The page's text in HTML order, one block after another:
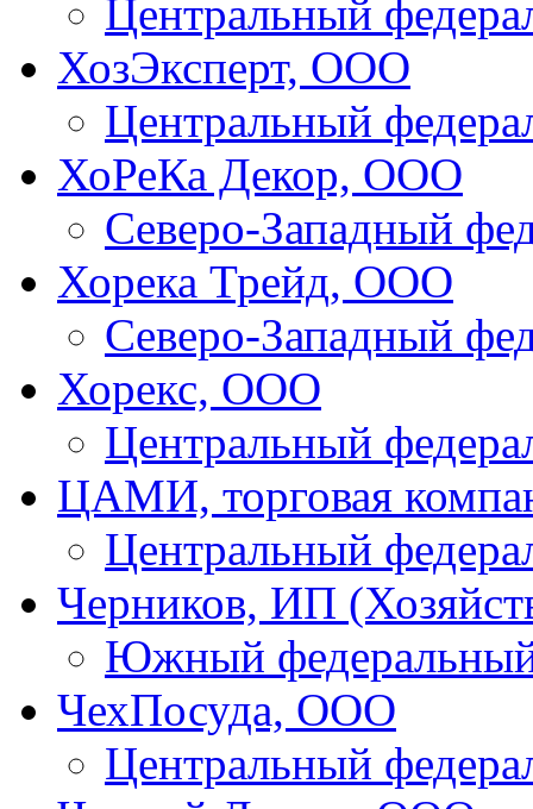
Центральный
ХозЭксперт, ООО
Центральный
ХоРеКа Декор, ООО
Северо-Западный
Хорека Трейд, ООО
Северо-Западный
Хорекс, ООО
Центральный
ЦАМИ, торговая
Центральный
Черников, ИП
Южный
ЧехПосуда, ООО
Центральный